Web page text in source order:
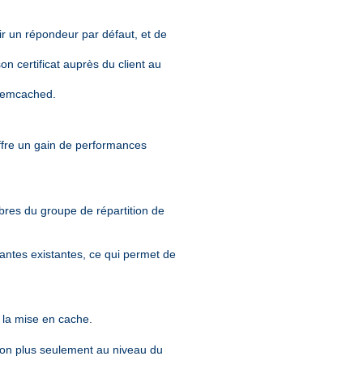
un répondeur par défaut, et de
certificat auprès du client au
un gain de performances
du groupe de répartition de
existantes, ce qui permet de
mise en cache.
plus seulement au niveau du